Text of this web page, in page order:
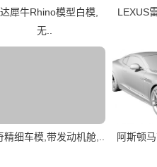
犀牛Rhino模型白模,
无..
LEXUS
精细车模,带发动机舱,..
阿斯顿